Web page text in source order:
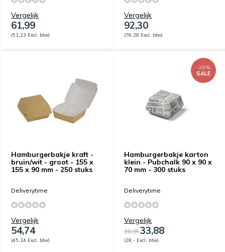
Vergelijk
61,99
(51,23 Excl. btw)
Vergelijk
92,30
(76,28 Excl. btw)
Hamburgerbakje kraft -
bruin/wit - groot - 155 x
155 x 90 mm - 250 stuks
Deliverytime
Vergelijk
54,74
(45,24 Excl. btw)
Hamburgerbakje karton
klein - Pubchalk 90 x 90 x
70 mm - 300 stuks
-28%
SALE
Deliverytime
Vergelijk
38,9533,88
(28,- Excl. btw)